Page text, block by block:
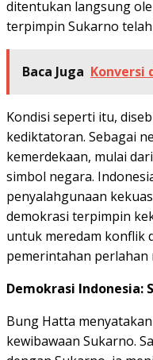
ditentukan langsung
terpimpin Sukarno
Baca Juga Konversi
Kondisi seperti itu,
kediktatoran. Sebagai
kemerdekaan, mulai
simbol negara.
penyalahgunaan
demokrasi terpimpin
untuk meredam konflik
pemerintahan perlahan
Demokrasi Indonesia:
Bung Hatta
kewibawaan Sukarno.